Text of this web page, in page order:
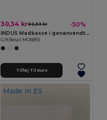
30,34 kr60,53 kr -50%
INDUS Madkasse i genanvendt PP
GiftRetail MO6855
Tilføj Til Kurv
Made in ES